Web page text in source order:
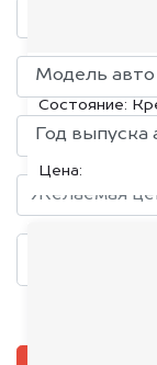
KIA K5, 2020
Состояние:
Цена: